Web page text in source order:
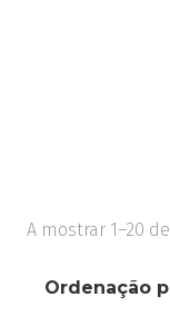
A mostrar 1–20